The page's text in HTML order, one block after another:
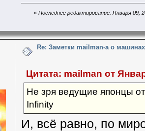
« Последнее редактирование: Января 09,
Re: Заметки mailman-a о
Цитата: mailman от
Не зря ведущие японцы
Infinity
И, всё равно, по